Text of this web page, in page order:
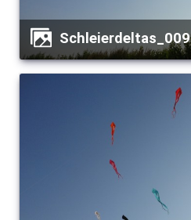
Schleierdeltas_009